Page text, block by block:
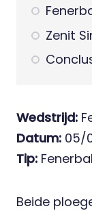
Zenit
Wedstrijd:
Datum: 05/
Tip:
Beide